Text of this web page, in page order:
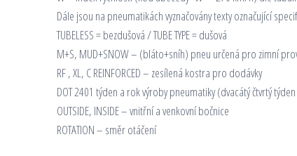
Dále jsou na pneumatikách vyznačovány texty označující
TUBELESS = bezdušová / TUBE TYPE = dušová
M+S, MUD+SNOW – (bláto+sníh) pneu určená pro zimní
RF , XL, C REINFORCED – zesílená kostra pro dodávky
DOT 2401 týden a rok výroby pneumatiky (dvacátý čtvrtý
OUTSIDE, INSIDE – vnitřní a venkovní bočnice
ROTATION – směr otáčení